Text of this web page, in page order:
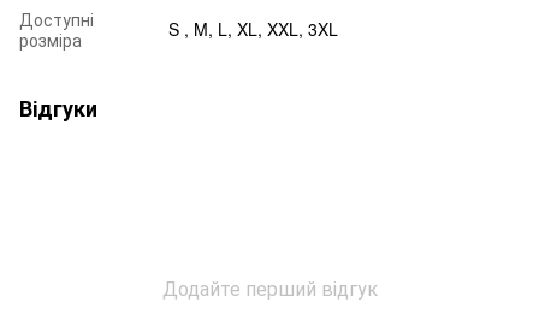
Доступні
розміра
S , M, L, XL, XXL, 3XL
Відгуки
Додайте перший відгук